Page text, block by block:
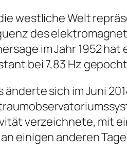
westliche Welt
des
im Jahr 1952
bei 7,83 Hz
änderte sich im Juni
verzeichnete, mit
einigen anderen